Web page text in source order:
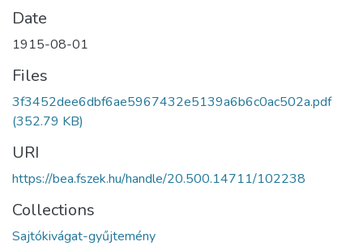
Date
1915-08-01
Files
3f3452dee6dbf6ae5967432e5139a6b6c0ac502a.pdf
(352.79 KB)
URI
https://bea.fszek.hu/handle/20.500.14711/102238
Collections
Sajtókivágat-gyűjtemény